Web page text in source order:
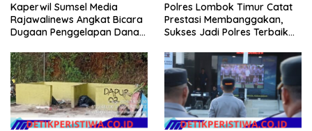
Kaperwil Sumsel Media
Rajawalinews Angkat Bicara
Dugaan Penggelapan Dana
Argomulyo Belitang Jaya
Hilang 3 Bulan Bawa
Anggaran Pembangunan
Polres Lombok Timur Catat
Prestasi Membanggakan,
Sukses Jadi Polres Terbaik
NTB